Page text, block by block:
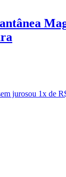
jurosou 1x de